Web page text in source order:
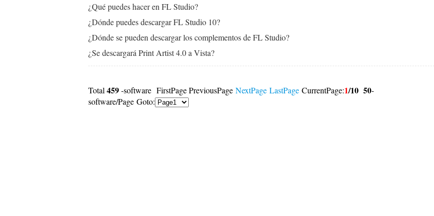
¿Qué puedes hacer en FL Studio?
¿Dónde puedes descargar FL Studio 10?
¿Dónde se pueden descargar los complementos de FL Studio?
¿Se descargará Print Artist 4.0 a Vista?
Total 459-software FirstPage PreviousPage NextPage LastPage CurrentPage:1/10 50-
software/Page Goto: